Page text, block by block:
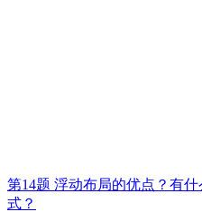
第14题 浮动布局的优点？有
式？